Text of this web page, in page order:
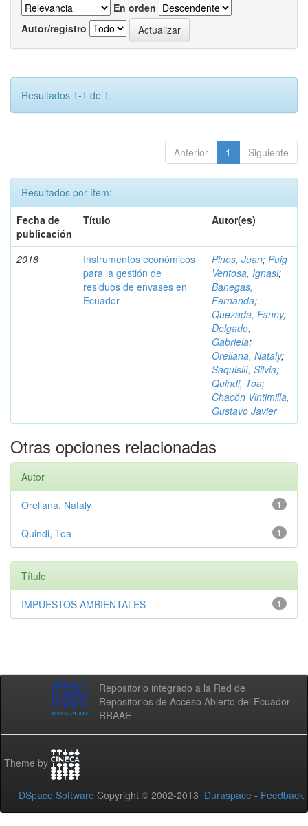
En orden
Autor/registro
Resultados 1-1 de 1.
Anterior 1 Siguiente
Resultados por ítem:
Fecha de
publicación
Título Autor(es)
2018
Instrumentos económicos
para la gestión de
residuos de envases en
Ecuador
Pinos, Juan; Puig
Ventosa, Ignasi;
Banegas,
Fernanda;
Quezada, Fanny;
Delgado,
Gabriela;
Orellana, Nataly;
Saquisilí, Silvia;
Quindi, Toa;
Chacón Vintimilla,
Gustavo Javier
Otras opciones relacionadas
Autor
1
Orellana, Nataly
1
Quindi, Toa
Título
1
IMPUESTOS AMBIENTALES
Repositorio integrado a la Red de
Repositorios de Acceso Abierto del Ecuador -
RRAAE
Theme by
DSpace Software Copyright © 2002-2013 Duraspace - Feedback